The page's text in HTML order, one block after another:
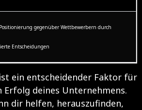
gegenüber Wettbewerbern durch
Entscheidungen
ein entscheidender Faktor für
deines Unternehmens.
dir helfen, herauszufinden,